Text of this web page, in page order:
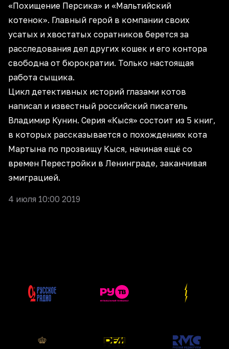
«Похищение Персика» и «Мальтийский
котенок». Главный герой в компании своих
усатых и хвостатых соратников берется за
расследования дел других кошек и его контора
свободна от бюрократии. Только настоящая
работа сыщика.
Цикл детективных историй глазами котов
написал и известный российский писатель
Владимир Кунин. Серия «Кыся» состоит из 5 книг,
в которых рассказывается о похождениях кота
Мартына по прозвищу Кыся, начиная ещё со
времен Перестройки в Ленинграде, заканчивая
эмиграцией.
4 июля 10:00 2019